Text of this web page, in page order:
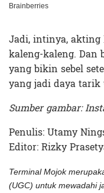
Jadi, intinya,
kaleng-kaleng. Dan
yang bikin sebel
yang jadi daya tarik
Sumber gambar:
Penulis: Utamy
Editor: Rizky
Terminal Mojok
(UGC) untuk mewadahi